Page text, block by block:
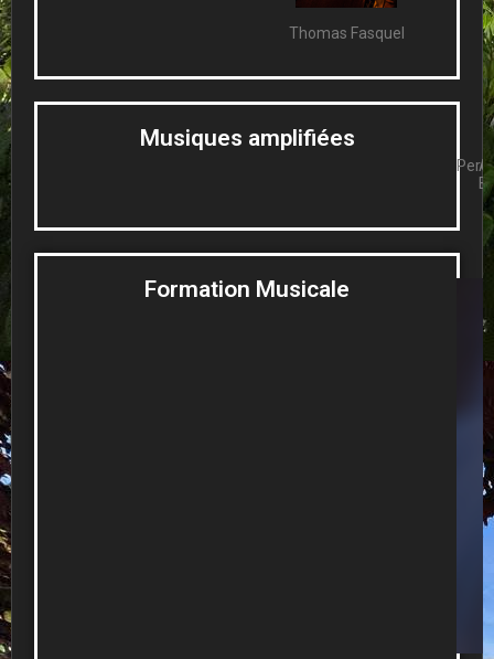
Thomas Fasquel
Musiques amplifiées
Formation Musicale